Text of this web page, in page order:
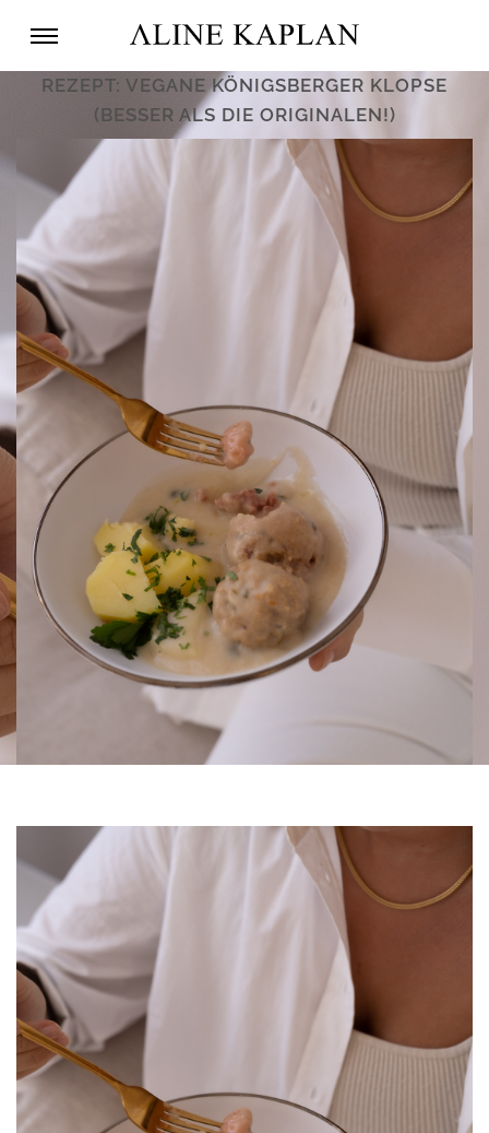
REZEPT: VEGANE KÖNIGSBERGER KLOPSE
(BESSER ALS DIE ORIGINALEN!)